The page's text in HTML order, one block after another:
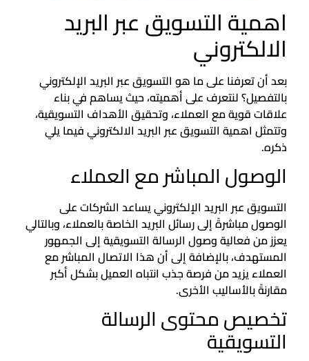
اهمية التسويق عبر البريد
الالكتروني
بعد أن تعرفنا على ما هو التسويق عبر البريد الإلكتروني
بالتفصيل؟ لنتعرف على أهميته، حيث يساهم في بناء
علاقات قوية مع العملاء، وتحقيق الأهداف التسويقية،
وتتمثل اهمية التسويق عبر البريد الالكتروني فيما يلي
ذكره.
الوصول المباشر مع العملاء
التسويق عبر البريد الإلكتروني يساعد الشركات على
الوصول مباشرةً إلى رسائل البريد الخاصة بالعملاء، وبالتالي
يعزز من فعالية وصول الرسالة التسويقية إلى الجمهور
المستهدف، بالإضافة إلى أن هذا الاتصال المباشر مع
العملاء يزيد من فرصة جذب انتباه العميل بشكل أكبر
مقارنةً بالأساليب الأخرى.
تخصيص محتوى الرسالة
التسويقية